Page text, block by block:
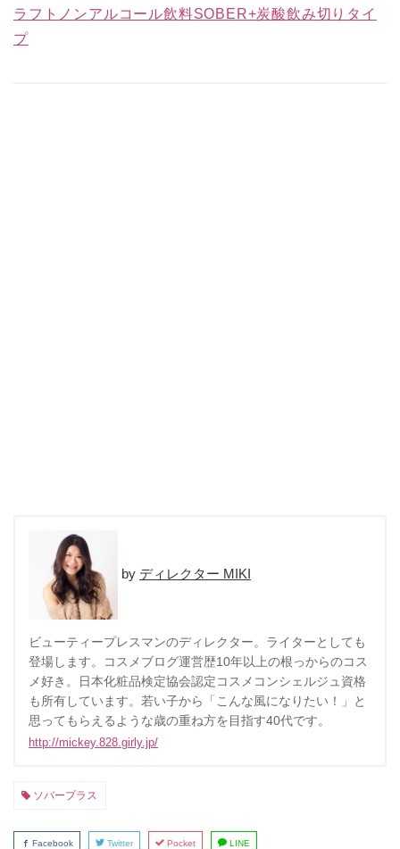
ラフトノンアルコール飲料SOBER+炭酸飲み切りタイ
プ
ディレクター MIKI
ビューティープレスマンのディレクター。ライターとしても
登場します。コスメブログ運営歴10年以上の根っからのコス
メ好き。日本化粧品検定協会認定コスメコンシェルジュ資格
も所有しています。若い子から「こんな風になりたい！」と
思ってもらえるような歳の重ね方を目指す40代です。
http://mickey.828.girly.jp/
ソバープラス
Facebook Twitter Pocket LINE